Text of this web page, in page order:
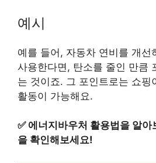
예시
예를 들어, 자동차 연비를 개선
사용한다면, 탄소를 줄인 만큼
는 것이죠. 그 포인트로는 쇼핑
활동이 가능해요.
✅ 에너지바우처 활용법을 알아
을 확인해보세요!